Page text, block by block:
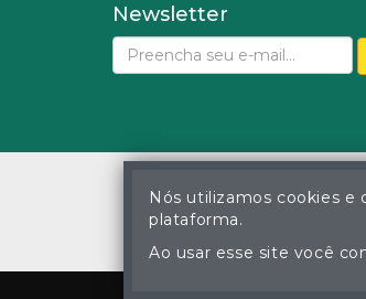
Newsletter
©
Nós utilizamos cookies e
plataforma.
Ao usar esse site você